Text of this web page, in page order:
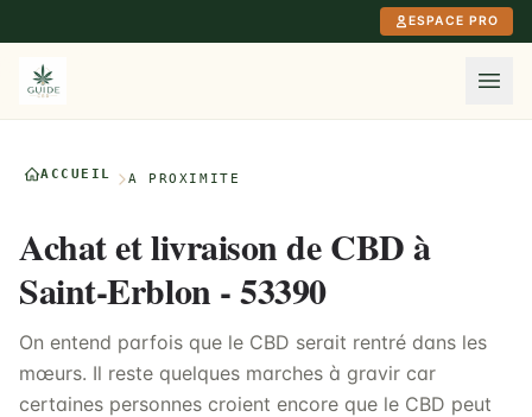
ESPACE PRO
ACCUEIL À PROXIMITÉ
Achat et livraison de CBD à
Saint-Erblon - 53390
On entend parfois que le CBD serait rentré dans les
mœurs. Il reste quelques marches à gravir car
certaines personnes croient encore que le CBD peut